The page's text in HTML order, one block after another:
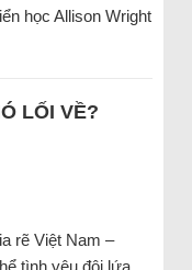
học Allison Wright
LỐI VỀ?
rẽ Việt Nam –
tình yêu đôi lứa